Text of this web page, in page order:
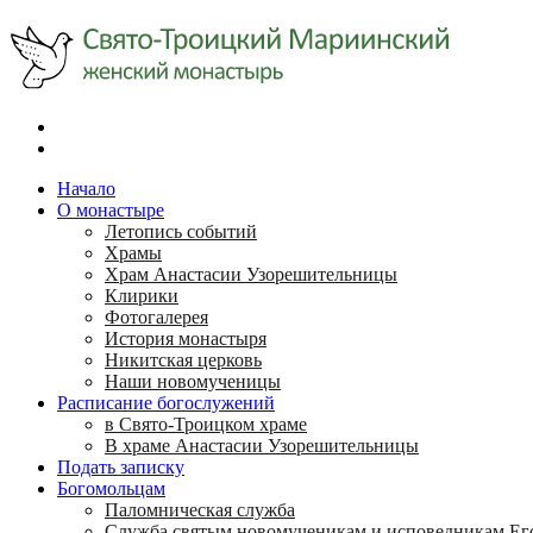
Начало
О монастыре
Летопись событий
Храмы
Храм Анастасии Узорешительницы
Клирики
Фотогалерея
История монастыря
Никитская церковь
Наши новомученицы
Расписание богослужений
в Свято-Троицком храме
В храме Анастасии Узорешительницы
Подать записку
Богомольцам
Паломническая служба